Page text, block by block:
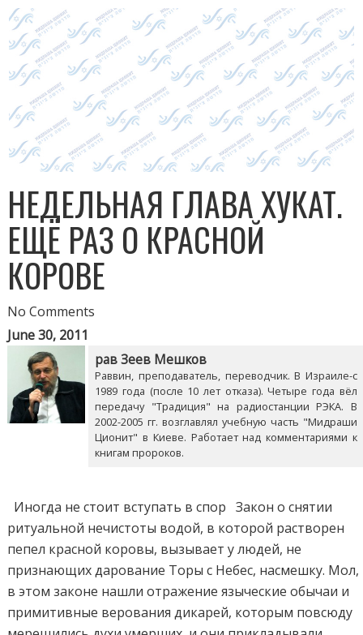
НЕДЕЛЬНАЯ ГЛАВА ХУКАТ.
ЕЩЁ РАЗ О КРАСНОЙ
КОРОВЕ
No Comments
June 30, 2011
рав Зеев Мешков
Раввин, преподаватель, переводчик. В Израиле-с
1989 года (после 10 лет отказа). Четыре года вёл
передачу "Традиция" на радиостанции РЭКА. В
2002-2005 гг. возглавлял учебную часть "Мидраши
Ционит" в Киеве. Работает над комментариями к
книгам пророков.
Иногда не стоит вступать в спор Закон о снятии
ритуальной нечистоты водой, в которой растворен
пепел красной коровы, вызывает у людей, не
признающих дарование Торы с Небес, насмешку. Мол,
в этом законе нашли отражение языческие обычаи и
примитивные верования дикарей, которым повсюду